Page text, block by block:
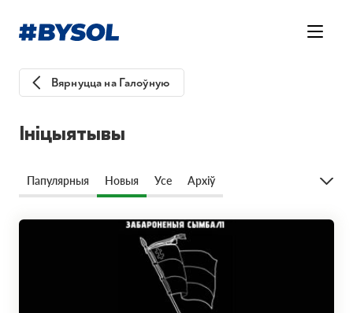
Вярнуцца на Галоўную
Ініцыятывы
Папулярныя Новыя Усе Архіў